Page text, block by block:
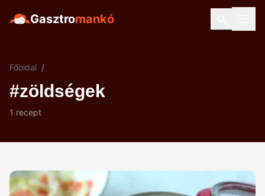
Gasztromankó
Főoldal /
#zöldségek
1 recept